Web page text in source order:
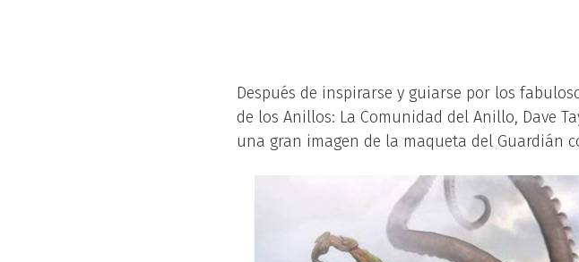
Después de inspirarse y guiarse por los
de los Anillos: La Comunidad del Anillo, Dave
una gran imagen de la maqueta del Guardián